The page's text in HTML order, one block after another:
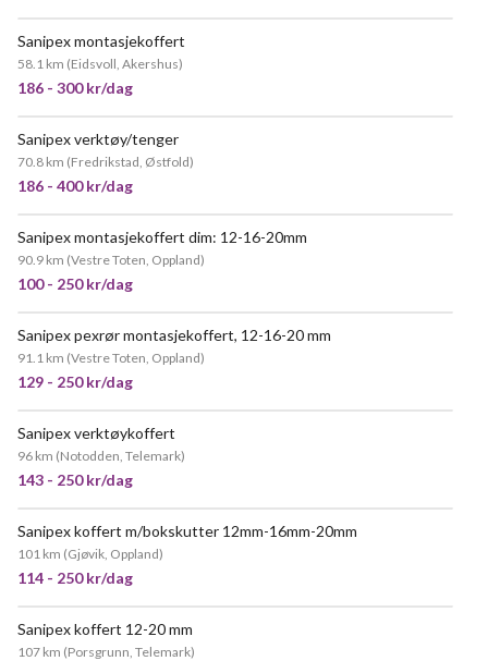
Sanipex montasjekoffert
58.1 km (Eidsvoll, Akershus)
186 - 300 kr/dag
Sanipex verktøy/tenger
70.8 km (Fredrikstad, Østfold)
186 - 400 kr/dag
Sanipex montasjekoffert dim: 12-16-20mm
90.9 km (Vestre Toten, Oppland)
100 - 250 kr/dag
Sanipex pexrør montasjekoffert, 12-16-20 mm
91.1 km (Vestre Toten, Oppland)
129 - 250 kr/dag
Sanipex verktøykoffert
96 km (Notodden, Telemark)
143 - 250 kr/dag
Sanipex koffert m/bokskutter 12mm-16mm-20mm
101 km (Gjøvik, Oppland)
114 - 250 kr/dag
Sanipex koffert 12-20 mm
107 km (Porsgrunn, Telemark)